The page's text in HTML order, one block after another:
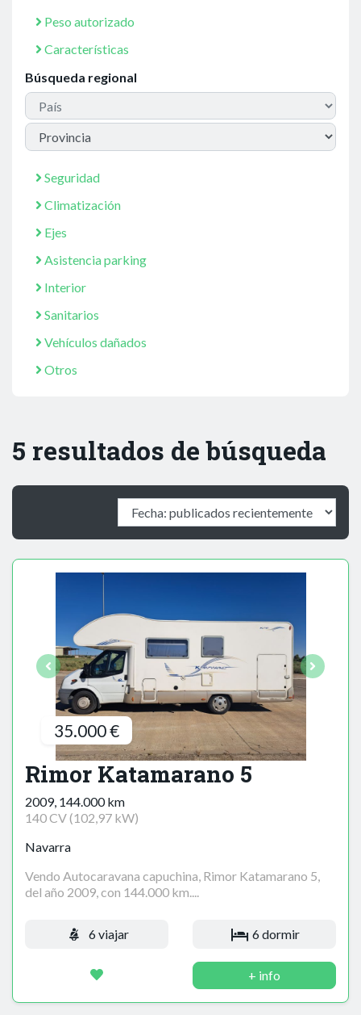
Peso autorizado
Características
Búsqueda regional
Seguridad
Climatización
Ejes
Asistencia parking
Interior
Sanitarios
Vehículos dañados
Otros
5 resultados de búsqueda
35.000 €
Rimor Katamarano 5
2009, 144.000 km
140 CV (102,97 kW)
Navarra
Vendo Autocaravana capuchina, Rimor Katamarano 5,
del año 2009, con 144.000 km....
6 viajar 6 dormir
+ info